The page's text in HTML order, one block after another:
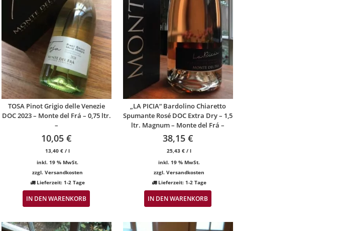
TOSA Pinot Grigio delle Venezie
DOC 2023 – Monte del Frá – 0,75 ltr.
–
10,05€
13,40 €/ l
inkl. 19 % MwSt.
zzgl. Versandkosten
Lieferzeit: 1-2 Tage
IN DEN WARENKORB
„LA PICIA“ Bardolino Chiaretto
Spumante Rosé DOC Extra Dry – 1,5
ltr. Magnum – Monte del Frá –
38,15€
25,43 €/ l
inkl. 19 % MwSt.
zzgl. Versandkosten
Lieferzeit: 1-2 Tage
IN DEN WARENKORB